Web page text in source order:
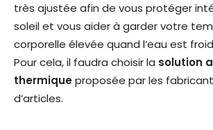
très ajustée afin de vous protéger
soleil et vous aider à garder votre
corporelle élevée quand l’eau est
Pour cela, il faudra choisir la solution
thermiqueproposée par les
d’articles.